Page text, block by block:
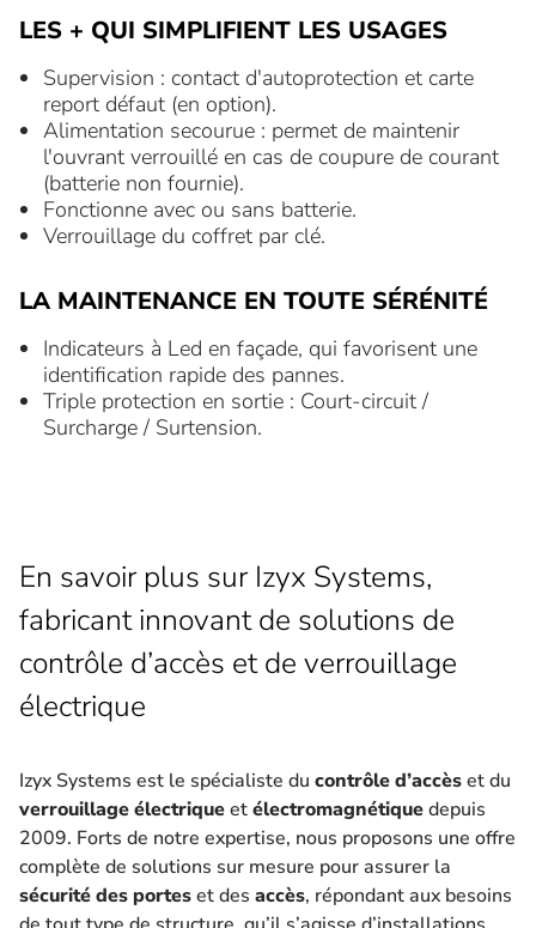
LES + QUI SIMPLIFIENT LES USAGES
Supervision : contact d'autoprotection et carte
report défaut (en option).
Alimentation secourue : permet de maintenir
l'ouvrant verrouillé en cas de coupure de courant
(batterie non fournie).
Fonctionne avec ou sans batterie.
Verrouillage du coffret par clé.
LA MAINTENANCE EN TOUTE SÉRÉNITÉ
Indicateurs à Led en façade, qui favorisent une
identification rapide des pannes.
Triple protection en sortie : Court-circuit /
Surcharge / Surtension.
En savoir plus sur Izyx Systems,
fabricant innovant de solutions de
contrôle d’accès et de verrouillage
électrique
Izyx Systems est le spécialiste du contrôle d’accèset du
verrouillage électriqueetélectromagnétiquedepuis
2009. Forts de notre expertise, nous proposons une offre
complète de solutions sur mesure pour assurer la
sécurité des porteset des accès, répondant aux besoins